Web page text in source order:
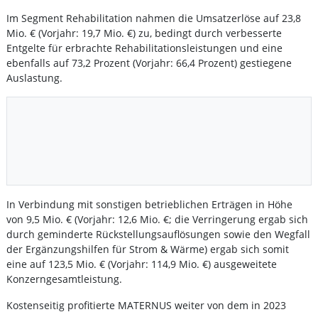
Im Segment Rehabilitation nahmen die Umsatzerlöse auf 23,8
Mio. € (Vorjahr: 19,7 Mio. €) zu, bedingt durch verbesserte
Entgelte für erbrachte Rehabilitationsleistungen und eine
ebenfalls auf 73,2 Prozent (Vorjahr: 66,4 Prozent) gestiegene
Auslastung.
In Verbindung mit sonstigen betrieblichen Erträgen in Höhe
von 9,5 Mio. € (Vorjahr: 12,6 Mio. €; die Verringerung ergab sich
durch geminderte Rückstellungsauflösungen sowie den Wegfall
der Ergänzungshilfen für Strom & Wärme) ergab sich somit
eine auf 123,5 Mio. € (Vorjahr: 114,9 Mio. €) ausgeweitete
Konzerngesamtleistung.
Kostenseitig profitierte MATERNUS weiter von dem in 2023